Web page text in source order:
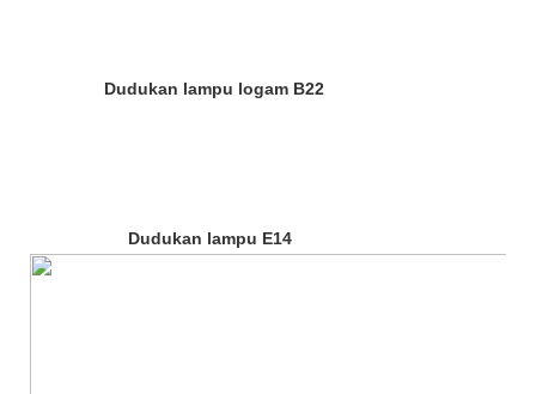
Dudukan lampu logam B22
Dudukan lampu E14